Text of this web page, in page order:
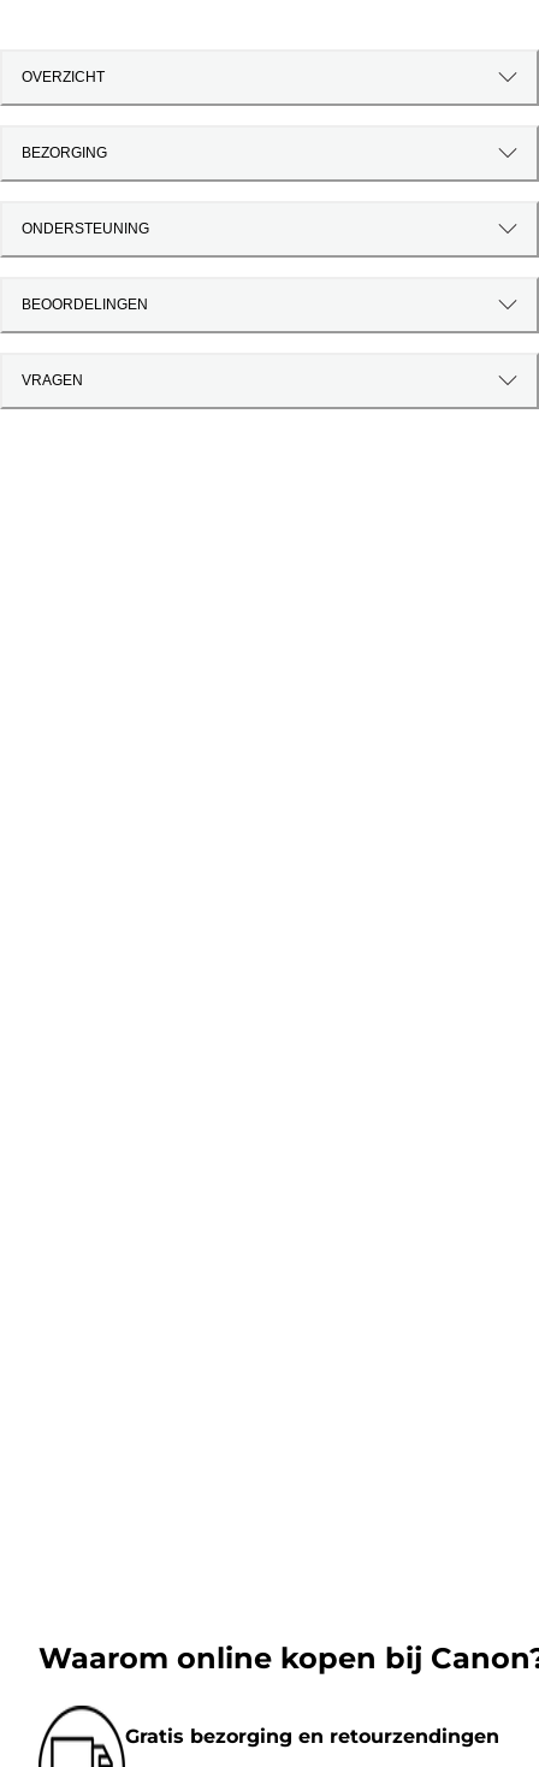
OVERZICHT
BEZORGING
ONDERSTEUNING
BEOORDELINGEN
VRAGEN
Waarom online kopen bij
Gratis bezorging en retourzendingen